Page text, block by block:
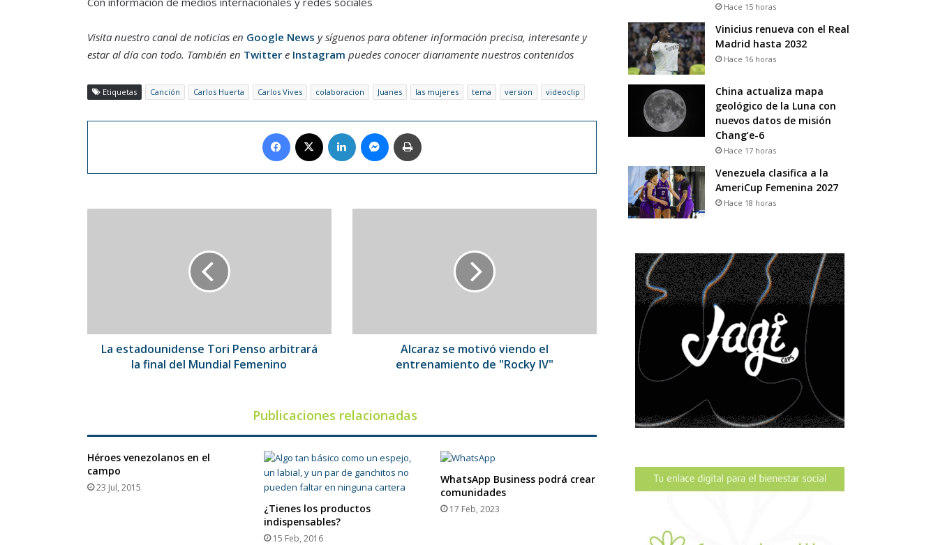
Visita nuestro canal de noticias en Google News y síguenos para obtener información precisa, interesante y
estar al día con todo. También en Twittere Instagram puedes conocer diariamente nuestros contenidos
Etiquetas Canción Carlos Huerta Carlos Vives colaboracion Juanes las mujeres tema version videoclip
Facebook LinkedIn Messenger
Mundial
Femenino
La estadounidense Tori Penso arbitrará
la final del Mundial Femenino
IV"
Alcaraz se motivó viendo el
entrenamiento de "Rocky IV"
Publicaciones relacionadas
Héroes venezolanos en el
campo
23 Jul, 2015
¿Tienes los productos
indispensables?
15 Feb, 2016
WhatsApp Business podrá crear
comunidades
17 Feb, 2023
Hace 15 horas
Vinicius renueva con el Real
Madrid hasta 2032
Hace 16 horas
China actualiza mapa
geológico de la Luna con
nuevos datos de misión
Chang’e-6
Hace 17 horas
Venezuela clasifica a la
AmeriCup Femenina 2027
Hace 18 horas